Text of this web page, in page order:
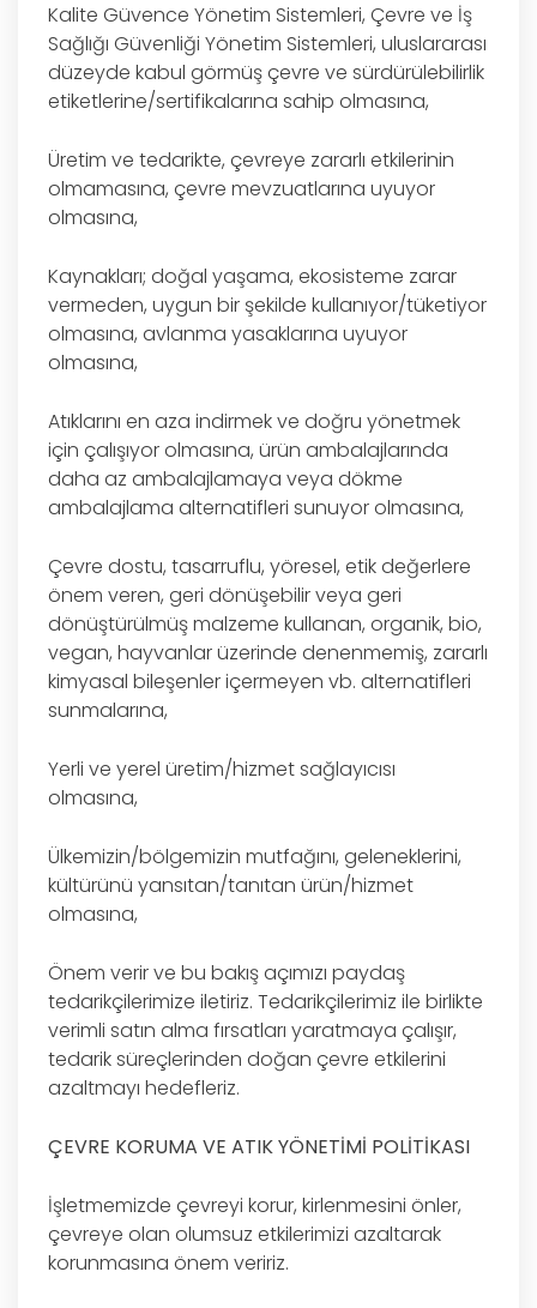
Kalite Güvence Yönetim Sistemleri, Çevre ve İş
Sağlığı Güvenliği Yönetim Sistemleri, uluslararası
düzeyde kabul görmüş çevre ve sürdürülebilirlik
etiketlerine/sertifikalarına sahip olmasına,
Üretim ve tedarikte, çevreye zararlı etkilerinin
olmamasına, çevre mevzuatlarına uyuyor
olmasına,
Kaynakları; doğal yaşama, ekosisteme zarar
vermeden, uygun bir şekilde kullanıyor/tüketiyor
olmasına, avlanma yasaklarına uyuyor
olmasına,
Atıklarını en aza indirmek ve doğru yönetmek
için çalışıyor olmasına, ürün ambalajlarında
daha az ambalajlamaya veya dökme
ambalajlama alternatifleri sunuyor olmasına,
Çevre dostu, tasarruflu, yöresel, etik değerlere
önem veren, geri dönüşebilir veya geri
dönüştürülmüş malzeme kullanan, organik, bio,
vegan, hayvanlar üzerinde denenmemiş, zararlı
kimyasal bileşenler içermeyen vb. alternatifleri
sunmalarına,
Yerli ve yerel üretim/hizmet sağlayıcısı
olmasına,
Ülkemizin/bölgemizin mutfağını, geleneklerini,
kültürünü yansıtan/tanıtan ürün/hizmet
olmasına,
Önem verir ve bu bakış açımızı paydaş
tedarikçilerimize iletiriz. Tedarikçilerimiz ile birlikte
verimli satın alma fırsatları yaratmaya çalışır,
tedarik süreçlerinden doğan çevre etkilerini
azaltmayı hedefleriz.
ÇEVRE KORUMA VE ATIK YÖNETİMİ POLİTİKASI
İşletmemizde çevreyi korur, kirlenmesini önler,
çevreye olan olumsuz etkilerimizi azaltarak
korunmasına önem veririz.